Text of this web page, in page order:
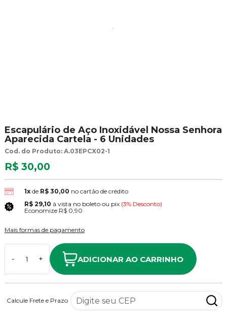
Escapulário de Aço Inoxidável Nossa Senhora
Aparecida Cartela - 6 Unidades
Cod. do Produto: A.03EPCX02-1
R$ 30,00
1xde R$ 30,00 no cartão de crédito
R$ 29,10 à vista no boleto ou pix (3% Desconto)
Economize R$ 0,90
Mais formas de pagamento
- + ADICIONAR AO CARRINHO
Calcule Frete e Prazo